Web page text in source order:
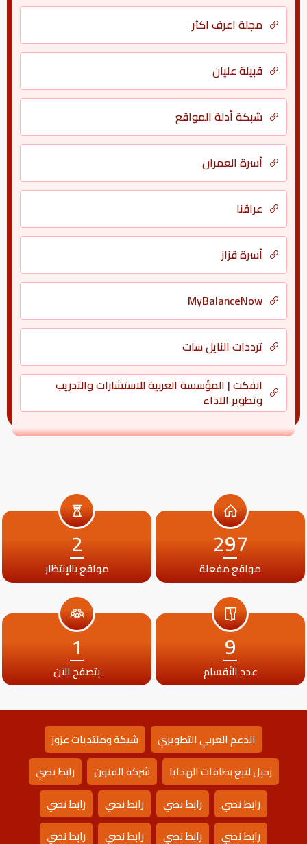
مجلة اعرف اكثر
قبيلة عليان
شبكة أدلة المواقع
أسرة العمران
عراقنا
أسرة قزاز
MyBalanceNow
ترددات النايل سات
انفكت | المؤسسة العربية للاستشارات والتدريب
وتطوير الآداء
297
مواقع مفعلة
2
مواقع بالإنتظار
9
عدد الأقسام
1
يتصفح الآن
الدعم العربي التطويري
شبكة ومنتديات عزوز
رحيل لبيع بطاقات الهدايا
شركة الفنون
رابط نصي
رابط نصي
رابط نصي رابط نصي
رابط نصي
رابط نصي
رابط نصي رابط نصي رابط نصي